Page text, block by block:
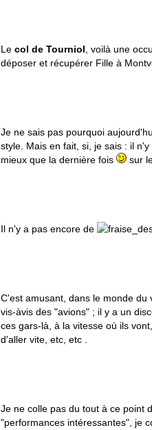
Le col de Tourniol , voilà une
déposer et récupérer Fille à
Je ne sais pas pourquoi
style. Mais en fait, si, je sais : il
mieux que la dernière fois
sur
Il n'y a pas encore de
C'est amusant, dans le monde
vis-àvis des "avions" ; il y a un
ces gars-là, à la vitesse où ils
d'aller vite, etc, etc .
Je ne colle pas du tout à ce point
"performances intéressantes", je